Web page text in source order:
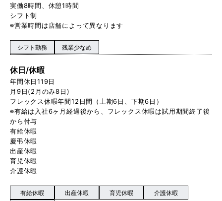
実働8時間、休憩1時間
シフト制
※営業時間は店舗によって異なります
シフト勤務 残業少なめ
休日/休暇
年間休日119日
月9日(2月のみ8日)
フレックス休暇年間12日間（上期6日、下期6日）
※有給は入社6ヶ月経過後から、フレックス休暇は試用期間終了後
から付与
有給休暇
慶弔休暇
出産休暇
育児休暇
介護休暇
有給休暇 出産休暇 育児休暇
介護休暇